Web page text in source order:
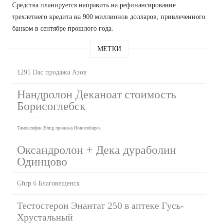
Средства планируется направить на рефинансирование
трехлетнего кредита на 900 миллионов долларов, привлеченного
банком в сентябре прошлого года.
МЕТКИ
1295 Dac продажа Азов
Нандролон Деканоат стоимость
Борисоглебск
Тамоксифен 20mg продажа Новосибирск
Оксандролон + Дека дураболин
Одинцово
Ghrp 6 Благовещенск
Тестостерон Энантат 250 в аптеке Гусь-
Хрустальный